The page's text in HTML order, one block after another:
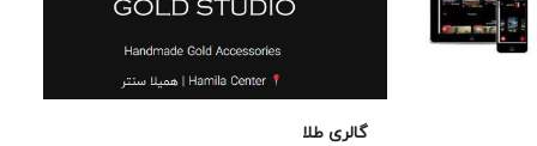
گالری طلا